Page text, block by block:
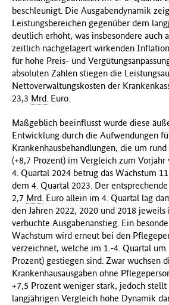
beschleunigt. Die Ausgabendynamik
Leistungsbereichen gegenüber dem
deutlich erhöht, was insbesondere auch
zeitlich nachgelagert wirkenden
für hohe Preis- und
absoluten Zahlen stiegen die
Nettoverwaltungskosten der
23,3 Mrd. Euro.
Maßgeblich beeinflusst wurde diese
Entwicklung durch die Aufwendungen
Krankenhausbehandlungen, die um rund
(+8,7 Prozent) im Vergleich zum
4. Quartal 2024 betrug das Wachstum
dem 4. Quartal 2023. Der
2,7 Mrd. Euro allein im 4. Quartal lag
den Jahren 2022, 2020 und 2018 jeweils
verbuchte Ausgabenanstieg. Ein
Wachstum wird erneut bei den
verzeichnet, welche im 1.-4. Quartal um
Prozent) gestiegen sind. Zwar wuchsen
Krankenhausausgaben ohne
+7,5 Prozent weniger stark, jedoch
langjährigen Vergleich hohe Dynamik